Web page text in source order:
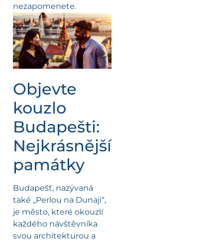
nezapomenete.
Objevte
kouzlo
Budapešti:
Nejkrásnější
památky
Budapešť, nazývaná
také „Perlou na Dunaji“,
je město, které okouzlí
každého návštěvníka
svou architekturou a